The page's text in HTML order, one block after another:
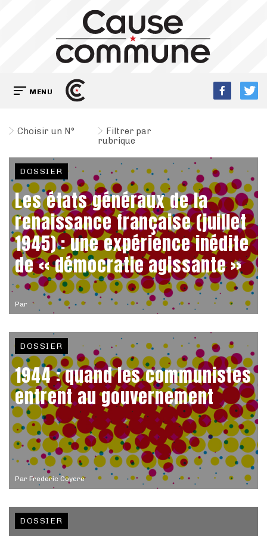
MENU
Choisir un N°
Filtrer par
rubrique
Par
DOSSIER
Les états généraux de la
renaissance française (juillet
1945) : une expérience inédite
de « démocratie agissante »
Par Frederic Coyere
DOSSIER
1944 : quand les communistes
entrent au gouvernement
DOSSIER